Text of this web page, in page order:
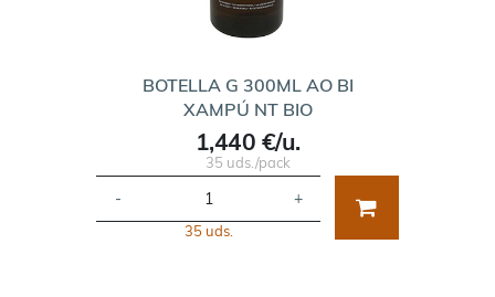
BOTELLA G 300ML AO BI
XAMPÚ NT BIO
1,440 €/u.
35 uds./pack
- +
35 uds.